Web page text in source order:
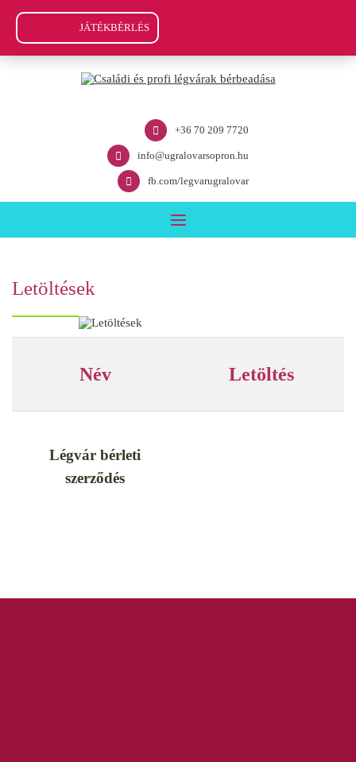
JÁTÉKBÉRLÉS
+36 70 209 7720
info@ugralovarsopron.hu
fb.com/legvarugralovar
Letöltések
Név Letöltés
Légvár bérleti
szerződés